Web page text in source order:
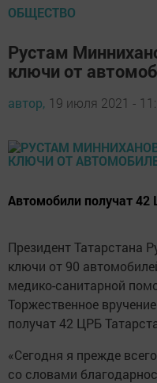
ОБЩЕСТВО
Рустам
ключи от
автор, 19 июля 2021 -
Автомобили получат 42
Президент Татарстана
ключи от 90
медико-санитарной
Торжественное
получат 42 ЦРБ
«Сегодня я прежде
со словами